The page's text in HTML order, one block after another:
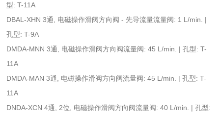
型: T-11A
DBAL-XHN 3通, 电磁操作滑阀方向阀 - 先导流量流量阀: 1 L/min. |
孔型: T-9A
DMDA-MNN 3通, 电磁操作滑阀方向阀流量阀: 45 L/min. | 孔型: T-
11A
DMDA-MAN 3通, 电磁操作滑阀方向阀流量阀: 45 L/min. | 孔型: T-
11A
DNDA-XCN 4通, 2位, 电磁操作滑阀方向阀流量阀: 40 L/min. | 孔型: